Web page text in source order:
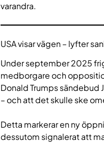
varandra.
USA visar vägen – lyfter
Under september 2025
medborgare och
Donald Trumps
– och att det skulle ske
Detta markerar en ny
dessutom signalerat att